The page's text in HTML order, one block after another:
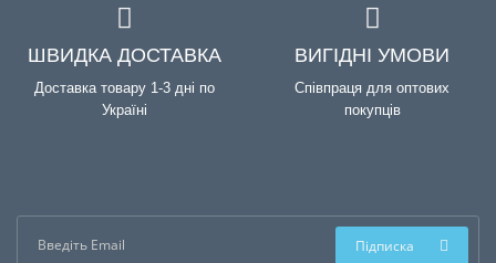
ШВИДКА ДОСТАВКА
Доставка товару 1-3 дні по
Україні
ВИГІДНІ УМОВИ
Співпраця для оптових
покупців
Підписка